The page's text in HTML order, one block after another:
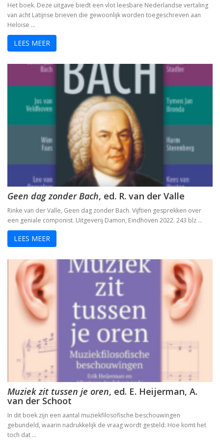
Tegenwoordigheid van geest als Europese uitdaging
De ontdekking van het Nieuwe Testament
Vergeten rijkdom
Ontluikend christendom
over identiteit
Erasmus: Sometimes a Spin Doctor is Right
levensbeschouwelijke vakken.
De visie van Freinet
I judge no one. A political life of Jesus
De evolutie van De Bijbel
On Time, Punctuality, and Discipline in Early
Bach, muziek als een wenk uit de hemel
Kierkegaard’s Muse. The mystery of Regine Olson
De Bijbel in de Lage Landen
Nieuw atheïsme, een kritische reactie op Dawkins,
Het boek. Deze uitgave biedt een vlot leesbare Nederlandse vertaling
van acht Latijnse brieven die gewoonlijk worden toegeschreven aan
Heloise …
LEES MEER
Geen dag zonder Bach, ed. R. van der Valle
Rinke van der Valle, Geen dag zonder Bach. Vijftien gesprekken over
een geniale componist. Uitgeverij Damon, Eindhoven 2022. 243 blz …
LEES MEER
Muziek zit tussen je oren, ed. E. Heijerman, A.
van der Schoot
In dit boek zijn een aantal muziekfilosofische beschouwingen
gebundeld, waarin nadrukkelijk de vraag wordt gesteld: Hoe komt het
toch dat …